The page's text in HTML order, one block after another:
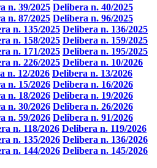
n. 39/2025 Delibera n. 40/2025
n. 87/2025 Delibera n. 96/2025
n. 135/2025 Delibera n. 136/2025
n. 158/2025 Delibera n. 159/2025
n. 171/2025 Delibera n. 195/2025
n. 226/2025 Delibera n. 10/2026
n. 12/2026 Delibera n. 13/2026
n. 15/2026 Delibera n. 16/2026
n. 18/2026 Delibera n. 19/2026
n. 30/2026 Delibera n. 26/2026
n. 59/2026 Delibera n. 91/2026
n. 118/2026 Delibera n. 119/2026
n. 135/2026 Delibera n. 136/2026
n. 144/2026 Delibera n. 145/2026